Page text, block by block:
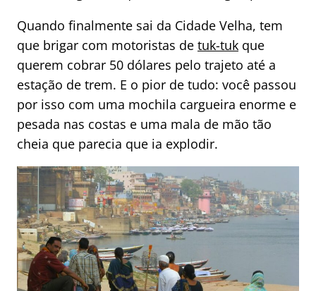
Quando finalmente sai da Cidade Velha, tem
que brigar com motoristas de tuk-tuk que
querem cobrar 50 dólares pelo trajeto até a
estação de trem. E o pior de tudo: você passou
por isso com uma mochila cargueira enorme e
pesada nas costas e uma mala de mão tão
cheia que parecia que ia explodir.